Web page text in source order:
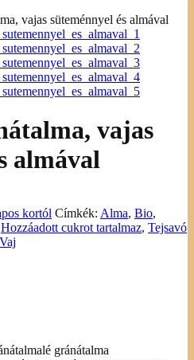
vajas süteménnyel és almával
vajas
almával
kortól Címkék: Alma, Bio,
Hozzáadott cukrot tartalmaz, Tejsavó
Vaj
gránátalma